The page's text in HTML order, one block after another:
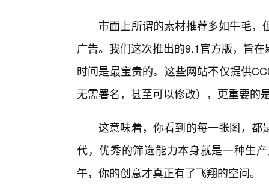
市面上所谓的素材推荐多如牛毛
广告。我们这次推出的9.1官方版，旨
时间是最宝贵的。这些网站不仅提供
无需署名，甚至可以修改），更重要的
这意味着，你看到的每一张图，都
代，优秀的筛选能力本身就是一种生
午，你的创意才真正有了飞翔的空间。